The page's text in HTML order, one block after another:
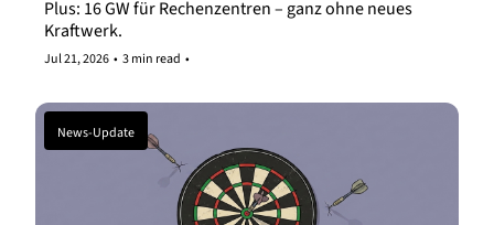
Plus: 16 GW für Rechenzentren – ganz ohne neues
Kraftwerk.
Jul 21, 2026 • 3 min read •
News-Update